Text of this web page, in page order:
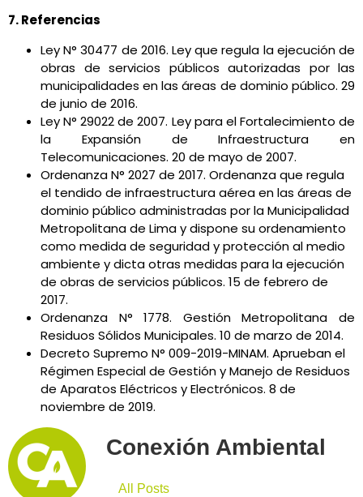
7. Referencias
Ley N° 30477 de 2016. Ley que regula la ejecución de
obras de servicios públicos autorizadas por las
municipalidades en las áreas de dominio público. 29
de junio de 2016.
Ley N° 29022 de 2007. Ley para el Fortalecimiento de
la Expansión de Infraestructura en
Telecomunicaciones. 20 de mayo de 2007.
Ordenanza N° 2027 de 2017. Ordenanza que regula
el tendido de infraestructura aérea en las áreas de
dominio público administradas por la Municipalidad
Metropolitana de Lima y dispone su ordenamiento
como medida de seguridad y protección al medio
ambiente y dicta otras medidas para la ejecución
de obras de servicios públicos. 15 de febrero de
2017.
Ordenanza N° 1778. Gestión Metropolitana de
Residuos Sólidos Municipales. 10 de marzo de 2014.
Decreto Supremo N° 009-2019-MINAM. Aprueban el
Régimen Especial de Gestión y Manejo de Residuos
de Aparatos Eléctricos y Electrónicos. 8 de
noviembre de 2019.
Conexión Ambiental
All Posts